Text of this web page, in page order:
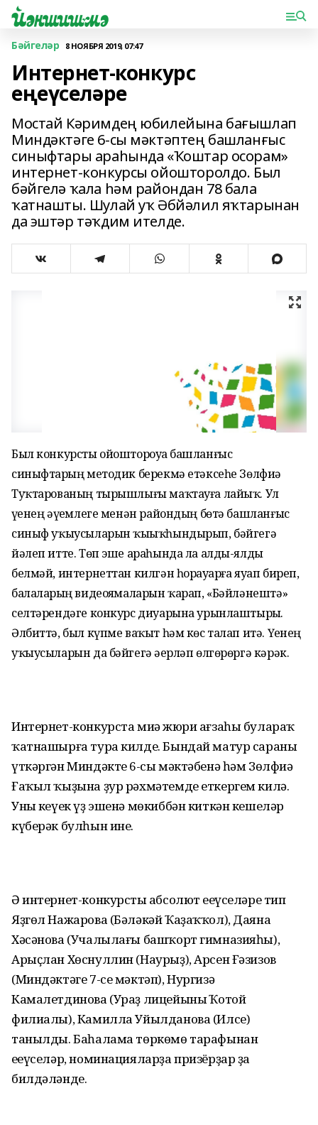
Бәйгеләр 8 НОЯБРЯ 2019, 07:47
Интернет-конкурс
еңеүселәре
Мостай Кәримдең юбилейына бағышлап
Миндәктәге 6-сы мәктәптең башланғыс
синыф­тары араһында «Ҡоштар осорам»
интернет-конкурсы ойошторолдо. Был
бәйгелә ҡала һәм райондан 78 бала
ҡатнашты. Шулай уҡ Әбйәлил яҡтарынан
да эштәр тәҡдим ителде.
Был конкурсты ойоштороуҙа башланғыс
синыфтарҙың методик берекмә етәксеһе Зөлфиә
Туҡтарованың тырышлығы маҡтауға лайыҡ. Ул
үҙенең әүҙемлеге менән райондың бөтә башланғыс
синыф уҡыусыларын ҡы­ҙыҡһындырып, бәйгегә
йәлеп итте. Төп эше араһында ла алды-ялды
белмәй, интернеттан килгән һорауҙарға яуап биреп,
балаларҙың видеояҙмаларын ҡарап, «Бәйләнештә»
селтәрендәге конкурс диуарына урынлаштырҙы.
Әлбиттә, был күпме ваҡыт һәм көс талап итә. Үҙенең
уҡыусыларын да бәйгегә әҙерләп өлгөрөргә кәрәк.
Интернет-конкурста миңә жюри ағзаһы булараҡ
ҡатнашырға тура килде. Бындай матур сараны
үткәргән Миндәктең 6-сы мәктәбенә һәм Зөлфиә
Ғаҡыл ҡыҙына ҙур рәхмәтемде еткергем килә.
Уның кеүек үҙ эшенә мөкиббән киткән кешеләр
күберәк булһын ине.
Ә интернет-конкурстың абсолют еңеүселәре тип
Яҙгөл Нажарова (Бәләкәй Ҡаҙаҡҡол), Даяна
Хәсәнова (Учалылағы башҡорт гимназияһы),
Арыҫлан Хөснуллин (Наурыҙ), Арсен Ғәзизов
(Миндәктәге 7-се мәктәп), Нургизә
Камалетдинова (Ураҙ лицейының Ҡотой
филиалы), Камилла Уйылданова (Илсе)
танылды. Баһалама төркөмө тарафынан
еңеүселәр, номинацияларҙа призёрҙар ҙа
билдәләнде.